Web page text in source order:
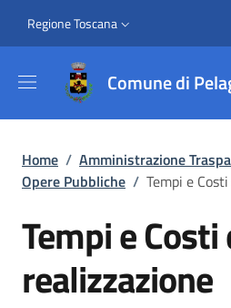
Slim top
Regione Toscana
Comune di
Briciole di pane
Home / Amministrazione
Opere Pubbliche / Tempi e
Tempi e Costi
realizzazione